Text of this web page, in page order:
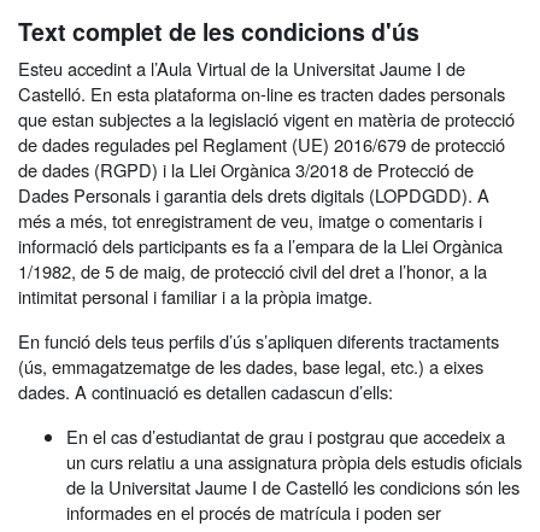
Text complet de les condicions d'ús
Esteu accedint a l’Aula Virtual de la Universitat Jaume I de
Castelló. En esta plataforma on-line es tracten dades personals
que estan subjectes a la legislació vigent en matèria de protecció
de dades regulades pel Reglament (UE) 2016/679 de protecció
de dades (RGPD) i la Llei Orgànica 3/2018 de Protecció de
Dades Personals i garantia dels drets digitals (LOPDGDD). A
més a més, tot enregistrament de veu, imatge o comentaris i
informació dels participants es fa a l’empara de la Llei Orgànica
1/1982, de 5 de maig, de protecció civil del dret a l’honor, a la
intimitat personal i familiar i a la pròpia imatge.
En funció dels teus perfils d’ús s’apliquen diferents tractaments
(ús, emmagatzematge de les dades, base legal, etc.) a eixes
dades. A continuació es detallen cadascun d’ells:
En el cas d’estudiantat de grau i postgrau que accedeix a
un curs relatiu a una assignatura pròpia dels estudis oficials
de la Universitat Jaume I de Castelló les condicions són les
informades en el procés de matrícula i poden ser